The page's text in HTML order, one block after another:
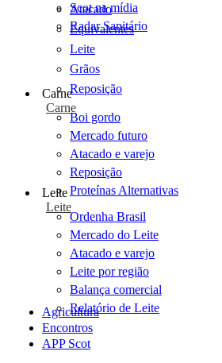
Scot na mídia
Radar Sanitário
Atacado
Equivalentes
Leite
Grãos
Reposição
Carne
Carne
Boi gordo
Mercado futuro
Atacado e varejo
Reposição
Proteínas Alternativas
Leite
Leite
Ordenha Brasil
Mercado do Leite
Atacado e varejo
Leite por região
Balança comercial
Relatório de Leite
Agricultura
Encontros
APP Scot